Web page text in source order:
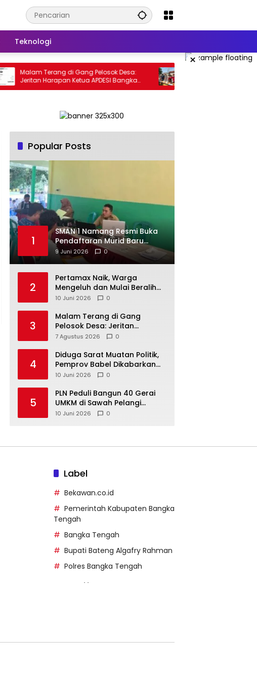
Teknologi
×
Malam Terang di Gang Pelosok Desa:
Jeritan Harapan Ketua APDESI Bangka
Tengah untuk PLN Babel
Musnahkan 31 Perkara
Bangka Tengah Tegaskan
Berantas Kejahatan Hingga
Popular Posts
1
SMAN 1 Namang Resmi Buka
Pendaftaran Murid Baru
2026/2027
9 Juni 2026 0
2
‎Pertamax Naik, Warga
Mengeluh dan Mulai Beralih
ke Pertalite Meski Harus Antre
10 Juni 2026 0
3
Malam Terang di Gang
Pelosok Desa: Jeritan
Harapan Ketua APDESI
Babel
7 Agustus 2026 0
4
‎Diduga Sarat Muatan Politik,
Pemprov Babel Dikabarkan
Lakukan Rotasi Besar-
10 Juni 2026 0
5
‎PLN Peduli Bangun 40 Gerai
UMKM di Sawah Pelangi
Namang, Dorong
10 Juni 2026 0
Label
Bekawan.co.id
Pemerintah Kabupaten Bangka
Tengah
Bangka Tengah
Bupati Bateng Algafry Rahman
Polres Bangka Tengah